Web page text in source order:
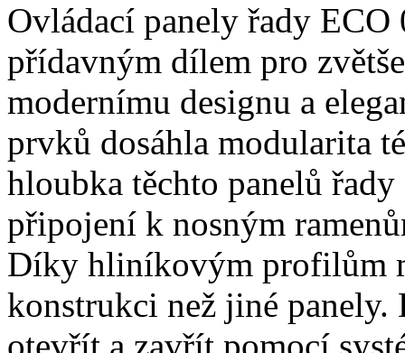
Ovládací panely řady
přídavným dílem pro
modernímu designu a
prvků dosáhla modularita
hloubka těchto panelů
připojení k nosným
Díky hliníkovým profilům
konstrukci než jiné panely.